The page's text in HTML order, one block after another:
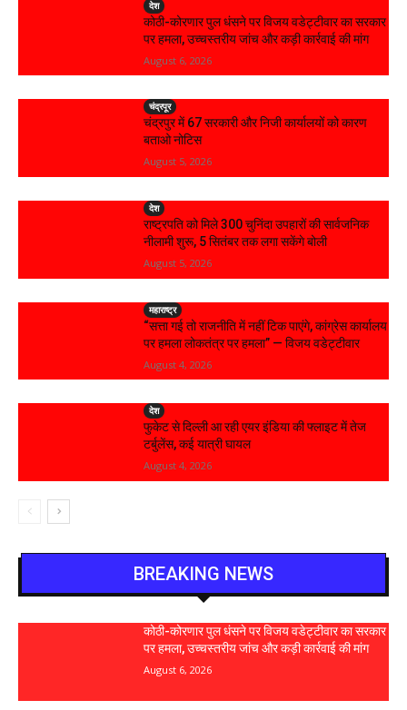
देश
कोठी-कोरणार पुल धंसने पर विजय वडेट्टीवार का सरकार
पर हमला, उच्चस्तरीय जांच और कड़ी कार्रवाई की मांग
August 6, 2026
चंद्रपूर
चंद्रपुर में 67 सरकारी और निजी कार्यालयों को कारण
बताओ नोटिस
August 5, 2026
देश
राष्ट्रपति को मिले 300 चुनिंदा उपहारों की सार्वजनिक
नीलामी शुरू, 5 सितंबर तक लगा सकेंगे बोली
August 5, 2026
महाराष्ट्र
“सत्ता गई तो राजनीति में नहीं टिक पाएंगे, कांग्रेस कार्यालय
पर हमला लोकतंत्र पर हमला” — विजय वडेट्टीवार
August 4, 2026
देश
फुकेट से दिल्ली आ रही एयर इंडिया की फ्लाइट में तेज
टर्बुलेंस, कई यात्री घायल
August 4, 2026
BREAKING NEWS
कोठी-कोरणार पुल धंसने पर विजय वडेट्टीवार का सरकार
पर हमला, उच्चस्तरीय जांच और कड़ी कार्रवाई की मांग
August 6, 2026